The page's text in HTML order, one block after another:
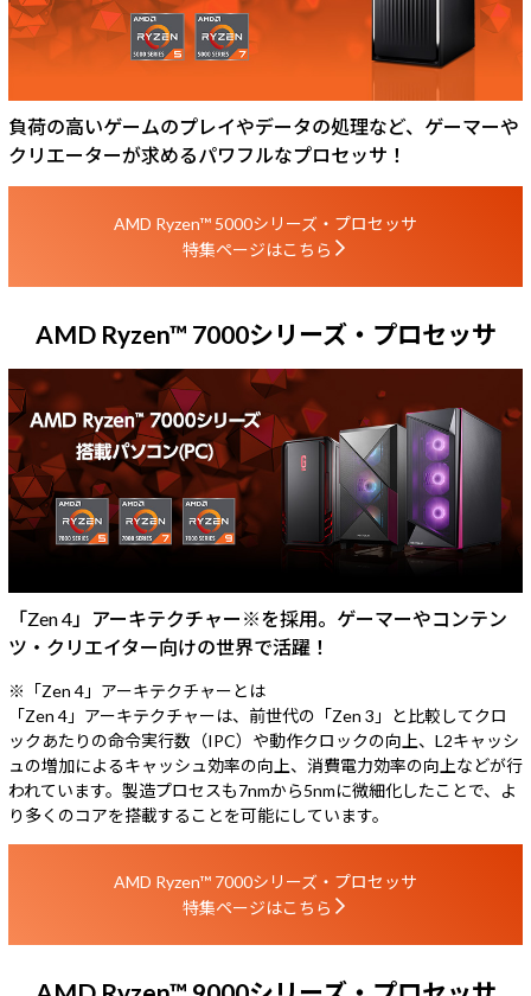
負荷の高いゲームのプレイやデータの処理など、ゲーマーや
クリエーターが求めるパワフルなプロセッサ！
AMD Ryzen™ 5000シリーズ・プロセッサ
特集ページはこちら
AMD Ryzen™ 7000シリーズ・プロセッサ
「Zen 4」アーキテクチャー ※を採用。ゲーマーやコンテン
ツ・クリエイター向けの世界で活躍！
※「Zen 4」アーキテクチャーとは
「Zen 4」アーキテクチャーは、前世代の「Zen 3」と比較してクロ
ックあたりの命令実行数（IPC）や動作クロックの向上、L2キャッシ
ュの増加によるキャッシュ効率の向上、消費電力効率の向上などが行
われています。製造プロセスも7nmから5nmに微細化したことで、よ
り多くのコアを搭載することを可能にしています。
AMD Ryzen™ 7000シリーズ・プロセッサ
特集ページはこちら